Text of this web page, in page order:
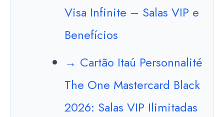
Visa Infinite – Salas VIP e
Benefícios
→ Cartão Itaú Personnalité
The One Mastercard Black
2026: Salas VIP Ilimitadas